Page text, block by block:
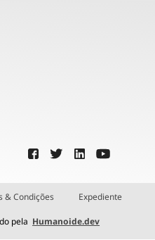
& Condições Expediente
pela Humanoide.dev